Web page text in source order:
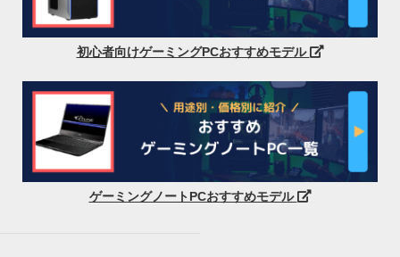
初心者向けゲーミングPCおすすめモデル
ゲーミングノートPCおすすめモデル